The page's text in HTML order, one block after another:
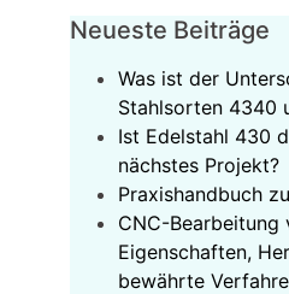
Neueste Beiträge
Was ist der
Stahlsorten 4340
Ist Edelstahl 430
nächstes Projekt?
‌Praxishandbuch
CNC-Bearbeitung
Eigenschaften,
bewährte